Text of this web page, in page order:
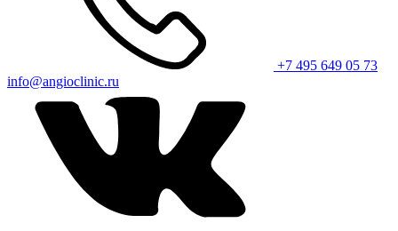
+7 495 649 05 73
info@angioclinic.ru